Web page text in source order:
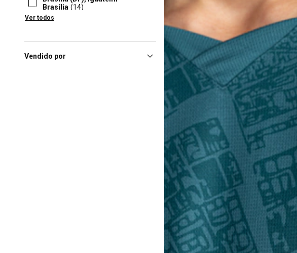
Brasília (14)
Nova Iguaçu (RJ), Nova
Nova América
Ver todos
Vendido por